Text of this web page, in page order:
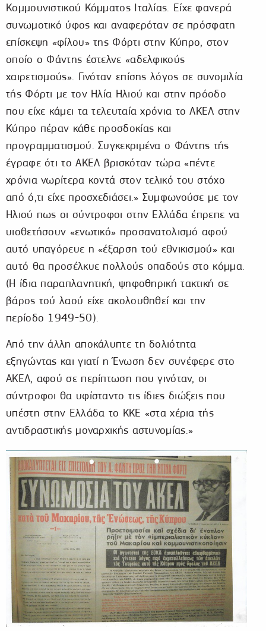
Κομμουνιστικού Κόμματος Ιταλίας. Είχε φανερά
συνωμοτικό ύφος και αναφερόταν σε πρόσφατη
επίσκεψη «φίλου» της Φόρτι στην Κύπρο, στον
οποίο ο Φάντης έστελνε «αδελφικούς
χαιρετισμούς». Γινόταν επίσης λόγος σε συνομιλία
τής Φόρτι με τον Ηλία Ηλιού και στην πρόοδο
που είχε κάμει τα τελευταία χρόνια το ΑΚΕΛ στην
Κύπρο πέραν κάθε προσδοκίας και
προγραμματισμού. Συγκεκριμένα ο Φάντης τής
έγραφε ότι το ΑΚΕΛ βρισκόταν τώρα «πέντε
χρόνια νωρίτερα κοντά στον τελικό του στόχο
από ό,τι είχε προσχεδιάσει.» Συμφωνούσε με τον
Ηλιού πως οι σύντροφοι στην Ελλάδα έπρεπε να
υιοθετήσουν «ενωτικό» προσανατολισμό αφού
αυτό υπαγόρευε η «έξαρση τού εθνικισμού» και
αυτό θα προσέλκυε πολλούς οπαδούς στο κόμμα.
(Η ίδια παραπλανητική, ψηφοθηρική τακτική σε
βάρος τού λαού είχε ακολουθηθεί και την
περίοδο 1949-50).
Από την άλλη αποκάλυπτε τη δολιότητα
εξηγώντας και γιατί η Ένωση δεν συνέφερε στο
ΑΚΕΛ, αφού σε περίπτωση που γινόταν, οι
σύντροφοι θα υφίσταντο τις ίδιες διώξεις που
υπέστη στην Ελλάδα το ΚΚΕ «στα χέρια τής
αντιδραστικής μοναρχικής αστυνομίας.»